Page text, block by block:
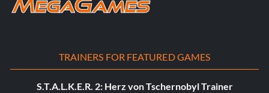
TRAINERS FOR FEATURED GAMES
S.T.A.L.K.E.R. 2: Herz von Tschernobyl Trainer